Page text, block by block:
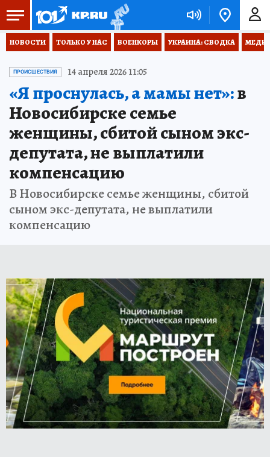
НОВОСТИ ТОЛЬКО У НАС ВОЕНКОРЫ УКРАИНА: СВОДКА
ПРОИСШЕСТВИЯ 14 апреля 2026 11:05
«Я проснулась, а мамы нет»:в
Новосибирске семье
женщины, сбитой сыном экс-
депутата, не выплатили
компенсацию
В Новосибирске семье женщины, сбитой
сыном экс-депутата, не выплатили
компенсацию